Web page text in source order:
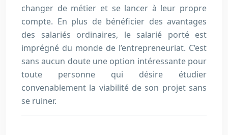
changer de métier et se lancer à leur propre
compte. En plus de bénéficier des avantages
des salariés ordinaires, le salarié porté est
imprégné du monde de l’entrepreneuriat. C’est
sans aucun doute une option intéressante pour
toute personne qui désire étudier
convenablement la viabilité de son projet sans
se ruiner.